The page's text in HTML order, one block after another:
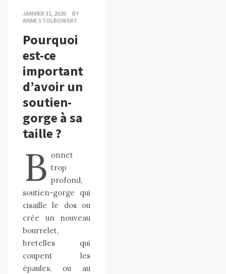
JANVIER 31, 2020
BY
ANNE STOLBOWSKY
Pourquoi
est-ce
important
d’avoir un
soutien-
gorge à sa
taille ?
B onnet
trop
profond,
soutien-gorge qui
cisaille le dos ou
crée un nouveau
bourrelet,
bretelles qui
coupent les
épaules, ou au